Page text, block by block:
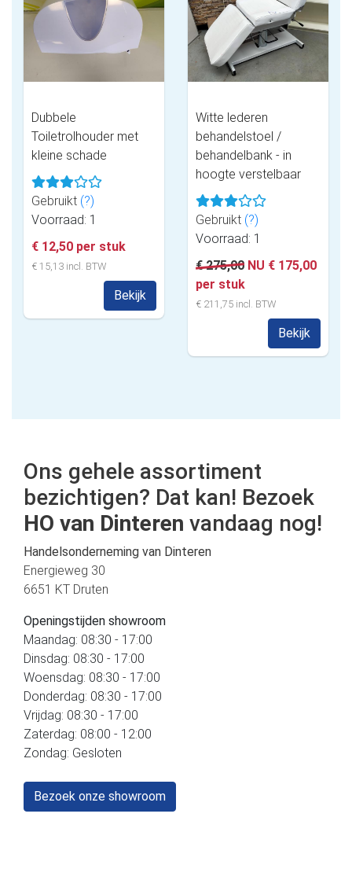
Dubbele
Toiletrolhouder met
kleine schade
Gebruikt (?)
Voorraad: 1
€ 12,50 per stuk
€ 15,13 incl. BTW
Bekijk
Witte lederen
behandelstoel /
behandelbank - in
hoogte verstelbaar
Gebruikt (?)
Voorraad: 1
€ 275,00 NU € 175,00
per stuk
€ 211,75 incl. BTW
Bekijk
Ons gehele assortiment
bezichtigen? Dat kan! Bezoek
HO van Dinteren vandaag nog!
Handelsonderneming van Dinteren
Energieweg 30
6651 KT Druten
Openingstijden showroom
Maandag: 08:30 - 17:00
Dinsdag: 08:30 - 17:00
Woensdag: 08:30 - 17:00
Donderdag: 08:30 - 17:00
Vrijdag: 08:30 - 17:00
Zaterdag: 08:00 - 12:00
Zondag: Gesloten
Bezoek onze showroom